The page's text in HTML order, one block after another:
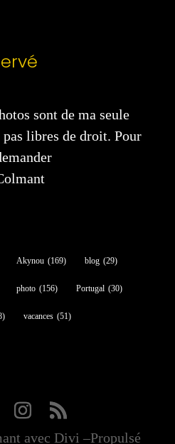
sont de ma seule
libres de droit. Pour
Akynou (169) blog (29)
photo (156) Portugal (30)
vacances (51)
avec Divi –Propulsé